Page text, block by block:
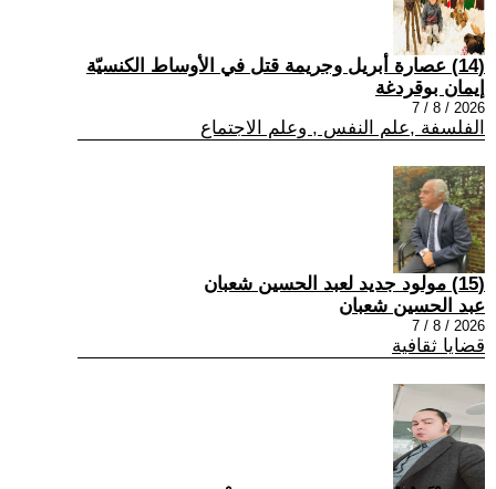
(14) عصارة أبريل وجريمة قتل في الأوساط الكنسيّة
إيمان بوقردغة
2026 / 8 / 7
الفلسفة ,علم النفس , وعلم الاجتماع
(15) مولود جديد لعبد الحسين شعبان
عبد الحسين شعبان
2026 / 8 / 7
قضايا ثقافية